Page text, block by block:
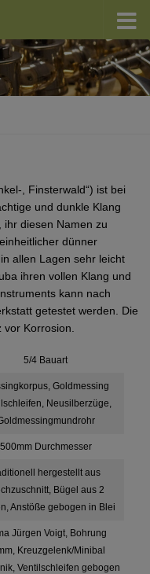
, Finsterwald“) ist bei
und dunkle Klang
ihr diesen Namen zu
dünner
allen Lagen sehr leicht
ihren vollen Klang und
kann nach
getestet werden. Die
Korrosion.
5/4 Bauart
Goldmessing
Neusilberzüge,
500mm Durchmesser
hergestellt aus
Bügel aus 2
Anstöße gebogen in Blei
Jürgen Voigt, Bohrung
Kreuzgelenk/Minibal
Ventilschleifen gebogen